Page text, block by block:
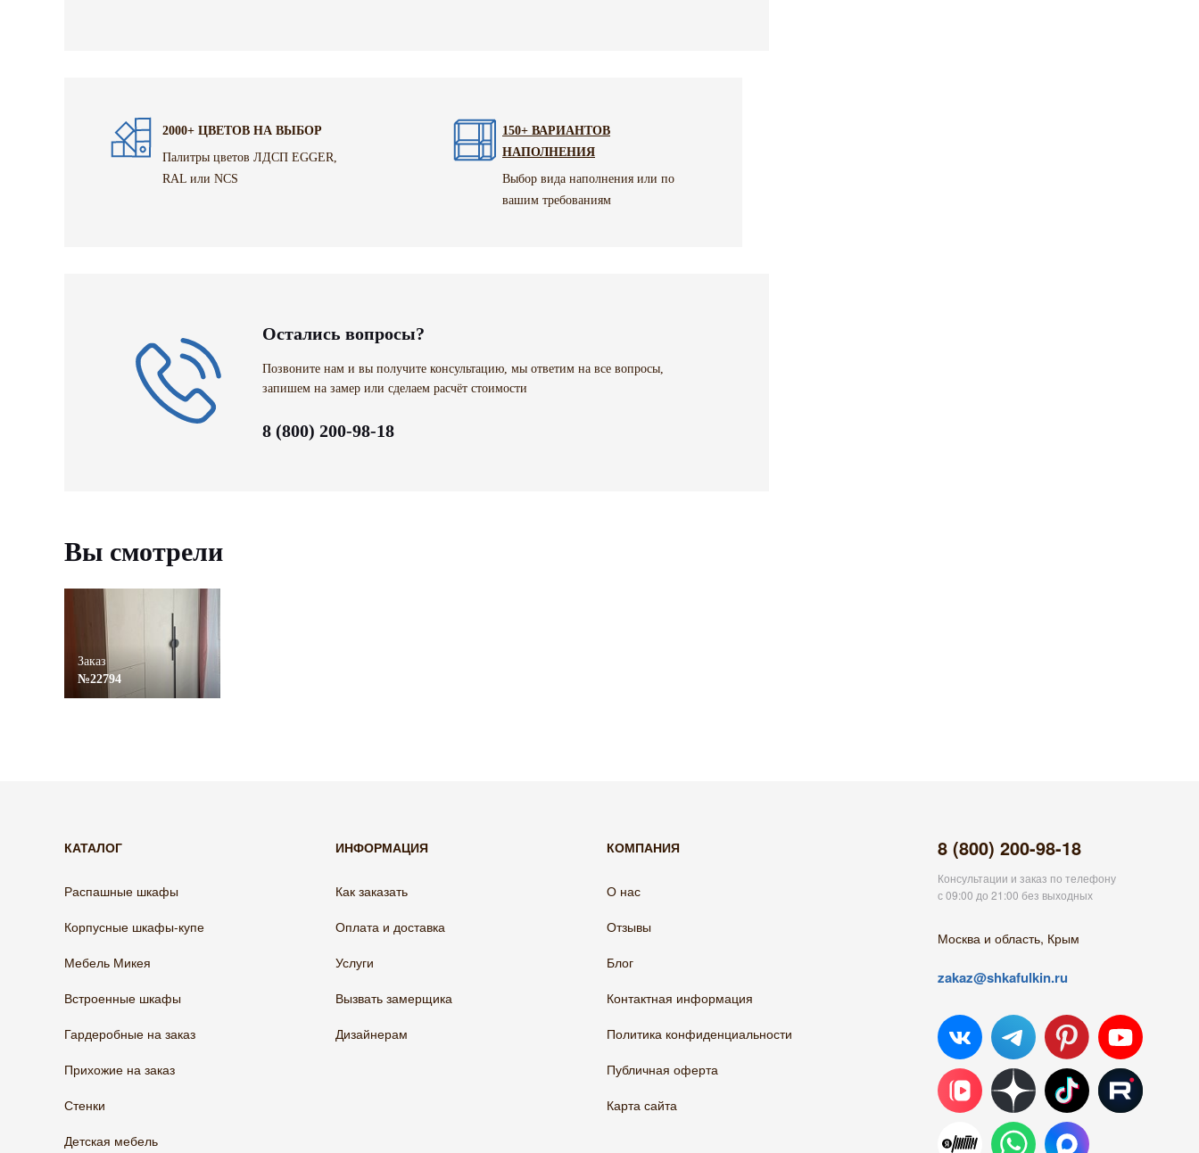
2000+ ЦВЕТОВ НА ВЫБОР
Палитры цветов ЛДСП EGGER,
RAL или NCS
150+ ВАРИАНТОВ
НАПОЛНЕНИЯ
Выбор вида наполнения или по
вашим требованиям
Остались вопросы?
Позвоните нам и вы получите консультацию, мы ответим на все вопросы,
запишем на замер или сделаем расчёт стоимости
8 (800) 200-98-18
Вы смотрели
Заказ
№22794
КАТАЛОГ
Распашные шкафы
Корпусные шкафы-купе
Мебель Микея
Встроенные шкафы
Гардеробные на заказ
Прихожие на заказ
Стенки
Детская мебель
ИНФОРМАЦИЯ
Как заказать
Оплата и доставка
Услуги
Вызвать замерщика
Дизайнерам
КОМПАНИЯ
О нас
Отзывы
Блог
Контактная информация
Политика конфиденциальности
Публичная оферта
Карта сайта
8 (800) 200-98-18
Консультации и заказ по телефону
с 09:00 до 21:00 без выходных
Москва и область, Крым
zakaz@shkafulkin.ru